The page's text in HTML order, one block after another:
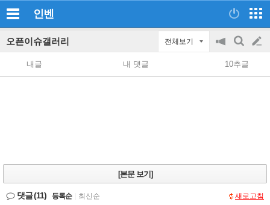
인벤
오픈이슈갤러리 전체보기
공
지
on/off
검
색
글
쓰
내글 내 댓글 10추글
[본문 보기]
댓글(11) 등록순 최신순 새로고침